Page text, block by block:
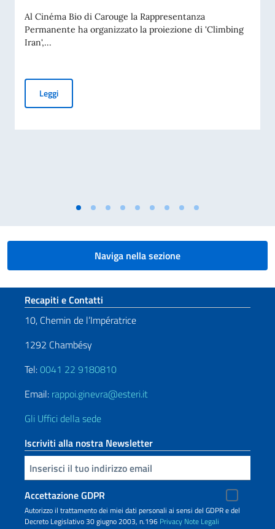
Al Cinéma Bio di Carouge la Rappresentanza
Permanente ha organizzato la proiezione di 'Climbing
Iran',...
LeggiProiezione a Ginevra del documentario di Francesca
Naviga nella sezione
Sezione footer
Recapiti e Contatti
10, Chemin de l’Impératrice
1292 Chambésy
Tel:0041 22 9180810
Email: rappoi.ginevra@esteri.it
Gli Uffici della sede
Iscriviti alla nostra Newsletter
Inserisci la tua email
Accettazione GDPR
Autorizzo il trattamento dei miei dati personali ai sensi del GDPR e del
Decreto Legislativo 30 giugno 2003, n.196 Privacy Note Legali